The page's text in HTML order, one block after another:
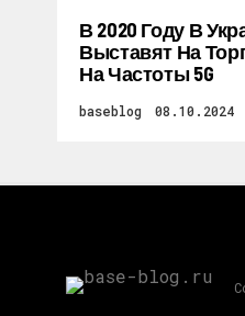
В 2020 Году В
Выставят На
На Частоты 5G
baseblog 08.10.2024